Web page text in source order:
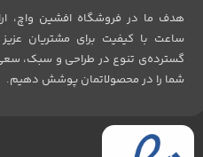
هدف ما در فروشگاه افشین واچ،
ساعت با کیفیت برای مشتریان
گسترده‌ی تنوع در طراحی و سبک،
شما را در محصولاتمان پوشش دهیم.